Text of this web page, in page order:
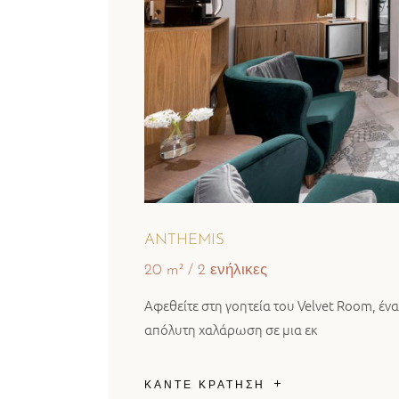
ANTHEMIS
20 m²
2 ενήλικες
Αφεθείτε στη γοητεία του Velvet Room,
απόλυτη χαλάρωση σε μια εκ
ΚΑΝΤΕ ΚΡΑΤΗΣΗ